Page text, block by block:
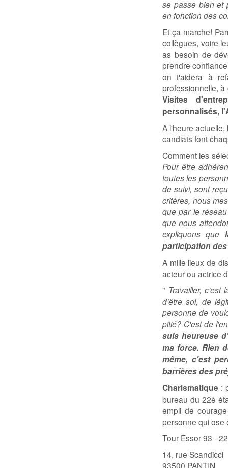
se passe bien et
en fonction des
Et ça marche!
collègues, voire
as besoin de
prendre
on t'aidera à
professionnelle,
Visites
personnalisés,
A l'heure
candiats font
Comment les
Pour être
toutes les
de suivi, sont
critères, nous
que par le
que nous
expliquons que
participation
A mille lieux de
acteur ou actrice
" Travailler, c'est
d'être soi, de
personne de
pitié? C'est de
suis heureuse
ma force. Rien
même, c'est
barrières des
Charismatique :
bureau du 22è
empli de
personne qui ose
Tour Essor 93 -
14, rue Scandicci
93500 PANTIN